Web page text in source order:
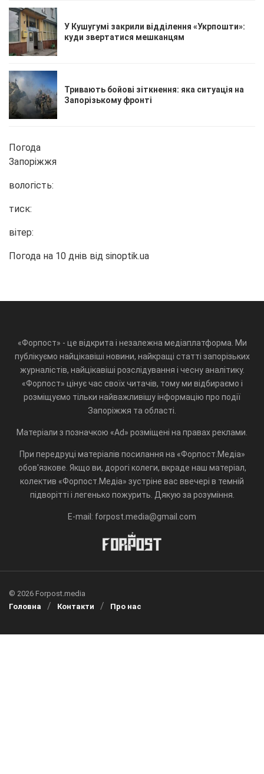
У Кушугумі закрили відділення «Укрпошти»:
куди звертатися мешканцям
Тривають бойові зіткнення: яка ситуація на
Запорізькому фронті
Погода
Запоріжжя
вологість:
тиск:
вітер:
Погода на 10 днів від sinoptik.ua
«Форпост» - це відкрита і незалежна медіаплатформа. Ми
публікуємо найцікавіші новини, найкращі статті запорізьких
журналістів, найцікавіші розслідування і чесну аналітику.
«Форпост» цінує час своїх читачів, тому ми відбираємо і
розміщуємо тільки найважливішу інформацію про події
Запоріжжя та області.
Матеріали з позначкою «Ad» розміщені на правах реклами.
При передруці матеріалів посилання на «Форпост.Медіа»
обов'язкове. Якщо ви, дорогі колеги, вкраде наш матеріал,
колектив «Форпост.Медіа» зустріне вас ввечері в темній
підворітті і легенько пожурить. Дякую за розуміння.
E-mail: forpost.media@gmail.com
© 2026 Forpost.media
Головна
Контакти Про нас